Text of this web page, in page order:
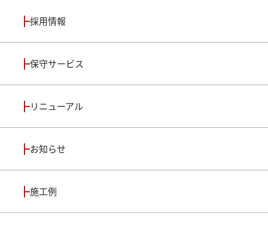
採用情報
保守サービス
リニューアル
お知らせ
施工例